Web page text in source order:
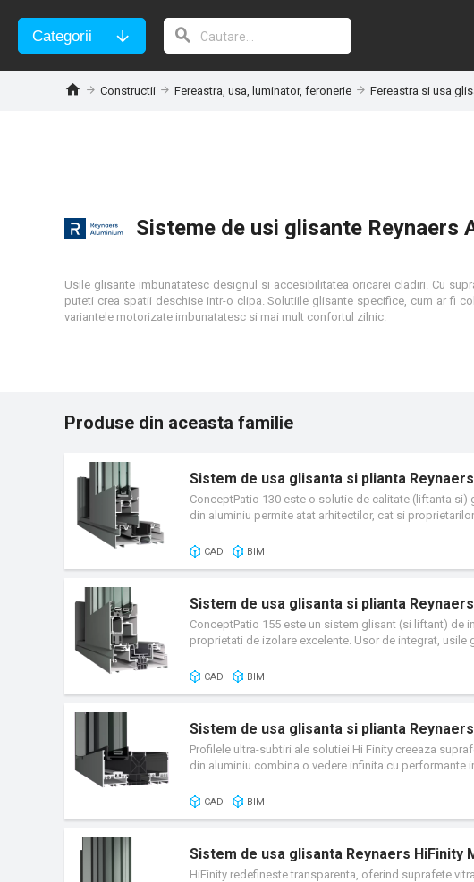
Categorii
Constructii Fereastra, usa, luminator, feronerie Fereastra si usa
Sisteme de usi glisante Reynaers
Usile glisante imbunatatesc designul si accesibilitatea oricarei cladiri. Cu
puteti crea spatii deschise intr-o clipa. Solutiile glisante specifice, cum ar fi
variantele motorizate imbunatatesc si mai mult confortul zilnic.
Produse din aceasta familie
Sistem de usa glisanta si plianta
ConceptPatio 130 este o solutie de calitate (liftanta
din aluminiu permite atat arhitectilor, cat si
CAD BIM
Sistem de usa glisanta si plianta
ConceptPatio 155 este un sistem glisant (si liftant) de
proprietati de izolare excelente. Usor de integrat,
CAD BIM
Sistem de usa glisanta si plianta
Profilele ultra-subtiri ale solutiei Hi Finity creeaza
din aluminiu combina o vedere infinita cu
CAD BIM
Sistem de usa glisanta Reynaers HiFinity
HiFinity redefineste transparenta, oferind suprafete